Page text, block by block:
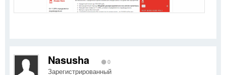
Nasusha 0
Зарегистрированный